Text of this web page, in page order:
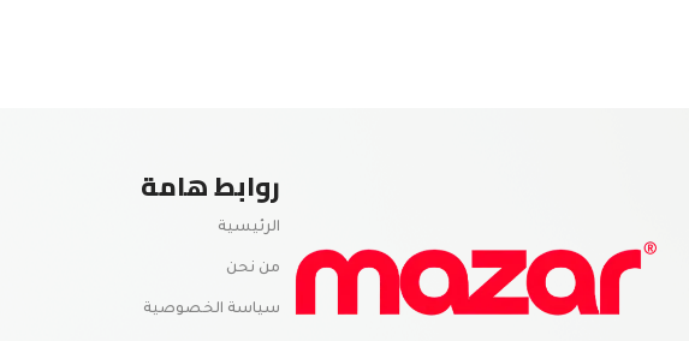
روابط هامة
الرئيسية
من نحن
سياسة الخصوصية